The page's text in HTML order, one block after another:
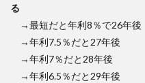
る
→最短だと年利8％で26年後
→年利7.5％だと27年後
→年利7％だと28年後
→年利6.5％だと29年後